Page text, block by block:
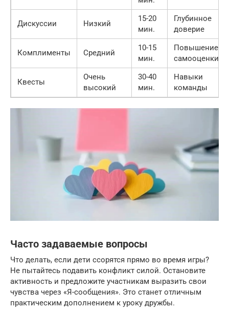
Дискуссии Низкий
15-20
мин.
Глубинное
доверие
Комплименты Средний
10-15
мин.
Повышение
самооценки
Квесты
Очень
высокий
30-40
мин.
Навыки
команды
Часто задаваемые вопросы
Что делать, если дети ссорятся прямо во время игры?
Не пытайтесь подавить конфликт силой. Остановите
активность и предложите участникам выразить свои
чувства через «Я-сообщения». Это станет отличным
практическим дополнением к уроку дружбы.